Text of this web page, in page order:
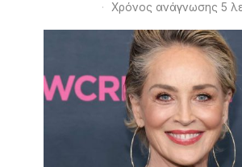
Χρόνος ανάγνωσης 5